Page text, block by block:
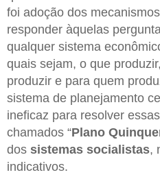
foi adoção dos
responder àquelas
qualquer sistema
quais sejam, o que
produzir e para quem
sistema de planejamento
ineficaz para resolver
chamados “Plano
dos sistemas socialistas,
indicativos.